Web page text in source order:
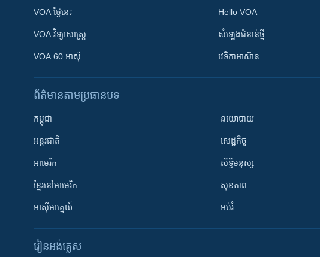
VOA ថ្ងៃនេះ
VOA ​វិទ្យាសាស្ត្រ
VOA 60 អាស៊ី
Hello VOA
សំឡេង​ជំនាន់​ថ្មី
វេទិកា​អាស៊ាន
ព័ត៌មាន​តាមប្រធានបទ​
កម្ពុជា
អន្តរជាតិ
អាមេរិក
ខ្មែរ​នៅអាមេរិក
អាស៊ីអាគ្នេយ៍
នយោបាយ
សេដ្ឋកិច្ច
សិទ្ធិមនុស្ស
សុខភាព
អប់រំ
រៀន​​អង់គ្លេស